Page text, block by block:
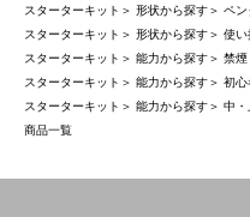
スターターキット ＞ 形状から探す＞ ペン
スターターキット ＞ 形状から探す＞ 使い
スターターキット ＞ 能力から探す＞ 禁煙
スターターキット ＞ 能力から探す＞ 初心
スターターキット ＞ 能力から探す＞ 中・
商品一覧